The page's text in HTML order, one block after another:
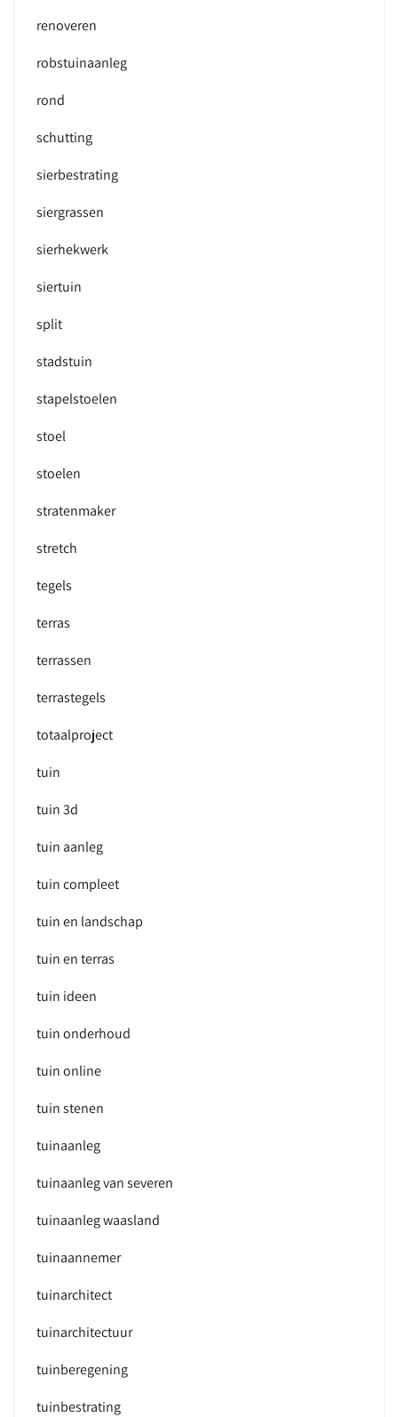
renoveren
robstuinaanleg
rond
schutting
sierbestrating
siergrassen
sierhekwerk
siertuin
split
stadstuin
stapelstoelen
stoel
stoelen
stratenmaker
stretch
tegels
terras
terrassen
terrastegels
totaalproject
tuin
tuin 3d
tuin aanleg
tuin compleet
tuin en landschap
tuin en terras
tuin ideen
tuin onderhoud
tuin online
tuin stenen
tuinaanleg
tuinaanleg van severen
tuinaanleg waasland
tuinaannemer
tuinarchitect
tuinarchitectuur
tuinberegening
tuinbestrating